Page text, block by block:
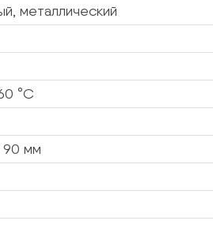
металлический
°C
90 мм